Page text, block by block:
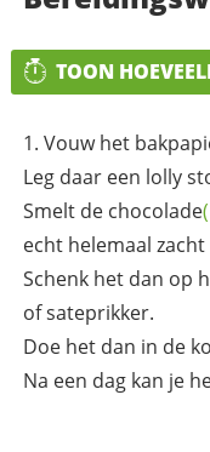
TOON
Vouw het
Leg daar een lolly
Smelt de chocolade
echt helemaal zacht
Schenk het dan op
of sateprikker.
Doe het dan in de
Na een dag kan je